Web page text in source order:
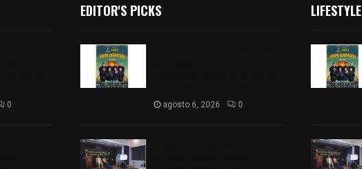
0
EDITOR'S PICKS
agosto 6, 2026 0
LIFESTYLE